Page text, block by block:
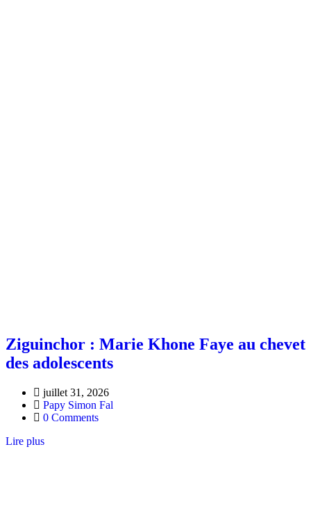
Ziguinchor : Marie Khone Faye au chevet
des adolescents
juillet 31, 2026
Papy Simon Fal
0 Comments
Lire plus